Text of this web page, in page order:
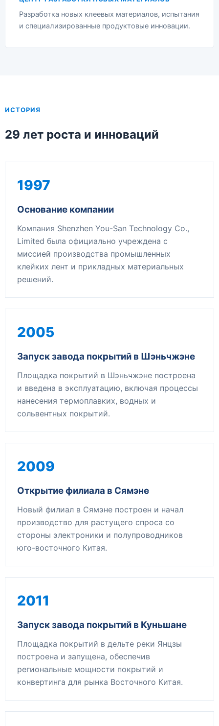
Разработка новых клеевых материалов, испытания
и специализированные продуктовые инновации.
ИСТОРИЯ
29 лет роста и инноваций
1997
Основание компании
Компания Shenzhen You-San Technology Co.,
Limited была официально учреждена с
миссией производства промышленных
клейких лент и прикладных материальных
решений.
2005
Запуск завода покрытий в Шэньчжэне
Площадка покрытий в Шэньчжэне построена
и введена в эксплуатацию, включая процессы
нанесения термоплавких, водных и
сольвентных покрытий.
2009
Открытие филиала в Сямэне
Новый филиал в Сямэне построен и начал
производство для растущего спроса со
стороны электроники и полупроводников
юго-восточного Китая.
2011
Запуск завода покрытий в Куньшане
Площадка покрытий в дельте реки Янцзы
построена и запущена, обеспечив
региональные мощности покрытий и
конвертинга для рынка Восточного Китая.